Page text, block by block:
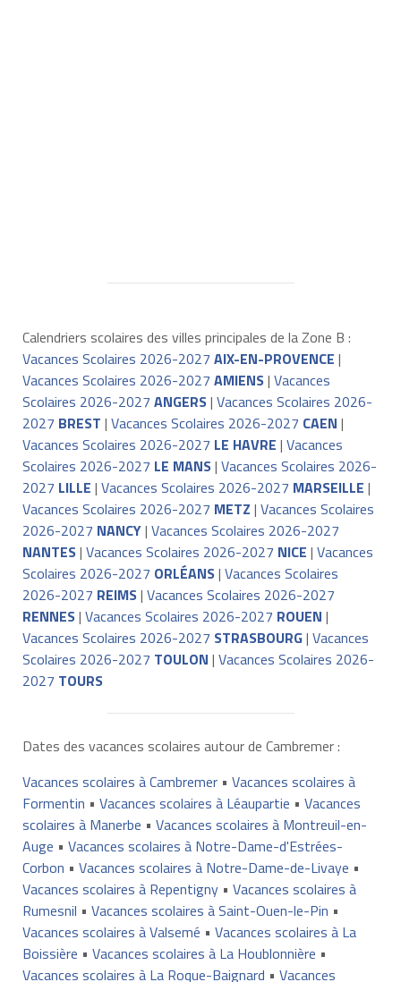
Calendriers scolaires des villes principales de la Zone B :
Vacances Scolaires 2026-2027 AIX-EN-PROVENCE |
Vacances Scolaires 2026-2027 AMIENS| Vacances
Scolaires 2026-2027 ANGERS| Vacances Scolaires 2026-
2027 BREST | Vacances Scolaires 2026-2027 CAEN |
Vacances Scolaires 2026-2027 LE HAVRE | Vacances
Scolaires 2026-2027 LE MANS| Vacances Scolaires 2026-
2027 LILLE | Vacances Scolaires 2026-2027 MARSEILLE |
Vacances Scolaires 2026-2027 METZ | Vacances Scolaires
2026-2027 NANCY| Vacances Scolaires 2026-2027
NANTES| Vacances Scolaires 2026-2027 NICE | Vacances
Scolaires 2026-2027 ORLÉANS| Vacances Scolaires
2026-2027 REIMS| Vacances Scolaires 2026-2027
RENNES| Vacances Scolaires 2026-2027 ROUEN |
Vacances Scolaires 2026-2027 STRASBOURG| Vacances
Scolaires 2026-2027 TOULON | Vacances Scolaires 2026-
2027 TOURS
Dates des vacances scolaires autour de Cambremer :
Vacances scolaires à Cambremer• Vacances scolaires à
Formentin • Vacances scolaires à Léaupartie • Vacances
scolaires à Manerbe • Vacances scolaires à Montreuil-en-
Auge • Vacances scolaires à Notre-Dame-d'Estrées-
Corbon • Vacances scolaires à Notre-Dame-de-Livaye •
Vacances scolaires à Repentigny• Vacances scolaires à
Rumesnil • Vacances scolaires à Saint-Ouen-le-Pin •
Vacances scolaires à Valsemé • Vacances scolaires à La
Boissière • Vacances scolaires à La Houblonnière •
Vacances scolaires à La Roque-Baignard • Vacances